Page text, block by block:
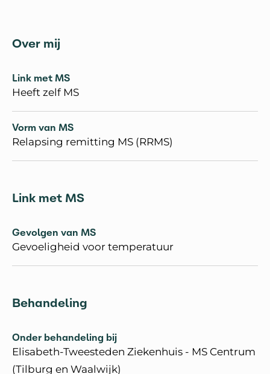
Over mij
Link met MS
Heeft zelf MS
Vorm van MS
Relapsing remitting MS (RRMS)
Link met MS
Gevolgen van MS
Gevoeligheid voor temperatuur
Behandeling
Onder behandeling bij
Elisabeth-Tweesteden Ziekenhuis - MS Centrum
(Tilburg en Waalwijk)